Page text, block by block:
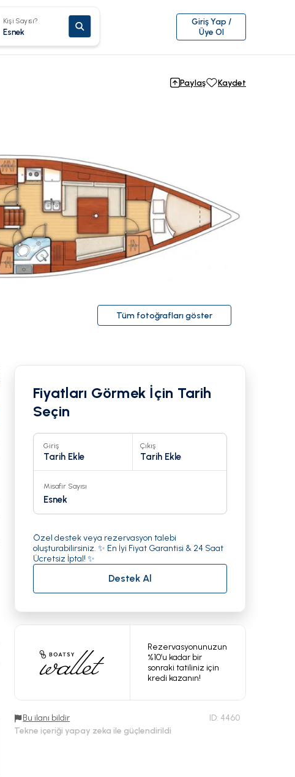
Kişi Sayısı?
Esnek
Giriş Yap /
Üye Ol
Paylaş Kaydet
Tüm fotoğrafları göster
Fiyatları Görmek İçin Tarih
Seçin
Giriş
Tarih Ekle
Çıkış
Tarih Ekle
Misafir Sayısı
Esnek
Özel destek veya rezervasyon talebi
oluşturabilirsiniz. ✨ En İyi Fiyat Garantisi & 24 Saat
Ücretsiz İptal! ✨
Destek Al
Rezervasyonunuzun
%10’u kadar bir
sonraki tatiliniz için
kredi kazanın!
Bu ilanı bildir ID: 4460
Tekne içeriği yapay zeka ile güçlendirildi